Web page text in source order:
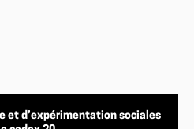
et d’expérimentation sociales